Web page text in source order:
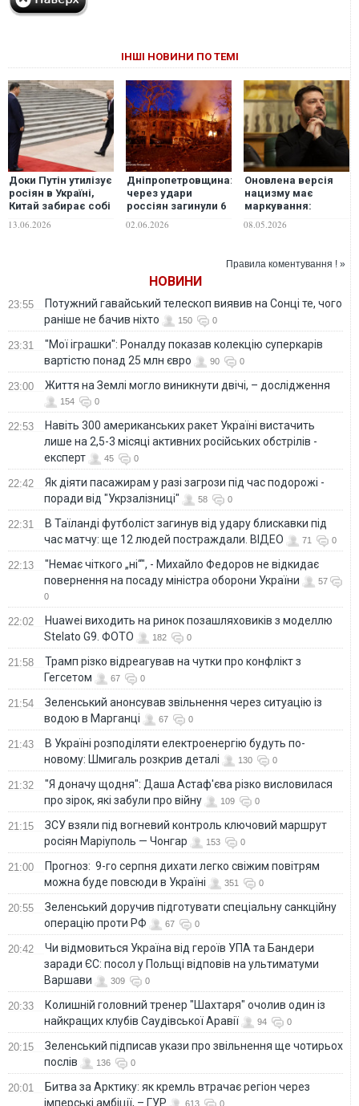
ІНШІ НОВИНИ ПО ТЕМІ
Доки Путін утилізує
росіян в Україні,
Китай забирає собі
Далекий Схід без
бою, - The Hill
13.06.2026
Дніпропетровщина:
через удари
россіян загинули 6
людей, з них – 1
рятувальник, ще 36
02.06.2026
Оновлена версія
нацизму має
маркування:
"сделано в
России", -
08.05.2026
Правила коментування ! »
НОВИНИ
23:55
Потужний гавайський телескоп виявив на Сонці те, чого
раніше не бачив ніхто
150 0
23:31
"Мої іграшки": Роналду показав колекцію суперкарів
вартістю понад 25 млн євро
90 0
23:00 Життя на Землі могло виникнути двічі, – дослідження
154 0
22:53
Навіть 300 американських ракет Україні вистачить
лише на 2,5-3 місяці активних російських обстрілів -
експерт
45 0
22:42
Як діяти пасажирам у разі загрози під час подорожі -
поради від "Укрзалізниці"
58 0
22:31
В Таїланді футболіст загинув від удару блискавки під
час матчу: ще 12 людей постраждали. ВІДЕО
71 0
22:13
"Немає чіткого „ні“", - Михайло Федоров не відкидає
повернення на посаду міністра оборони України
57
0
22:02
Huawei виходить на ринок позашляховиків з моделлю
Stelato G9. ФОТО
182 0
21:58
Трамп різко відреагував на чутки про конфлікт з
Гегсетом
67 0
21:54
Зеленський анонсував звільнення через ситуацію із
водою в Марганці
67 0
21:43
В Україні розподіляти електроенергію будуть по-
новому: Шмигаль розкрив деталі
130 0
21:32
"Я доначу щодня": Даша Астаф'єва різко висловилася
про зірок, які забули про війну
109 0
21:15
ЗСУ взяли під вогневий контроль ключовий маршрут
росіян Маріуполь — Чонгар
153 0
21:00
Прогноз: 9-го серпня дихати легко свіжим повітрям
можна буде повсюди в Україні
351 0
20:55
Зеленський доручив підготувати спеціальну санкційну
операцію проти РФ
67 0
20:42
Чи відмовиться Україна від героїв УПА та Бандери
заради ЄС: посол у Польщі відповів на ультиматуми
Варшави
309 0
20:33
Колишній головний тренер "Шахтаря" очолив один із
найкращих клубів Саудівської Аравії
94 0
20:15
Зеленський підписав укази про звільнення ще чотирьох
послів
136 0
20:01
Битва за Арктику: як кремль втрачає регіон через
імперські амбіції, – ГУР
613 0